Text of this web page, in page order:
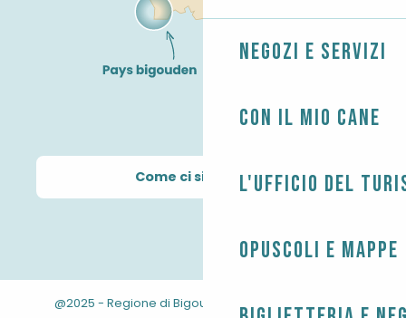
Negozi e servizi
Con il mio cane
L'Ufficio del
Opuscoli e mappe
Come ci si arriva?
@2025 - Regione di Bigouden Informazioni legali